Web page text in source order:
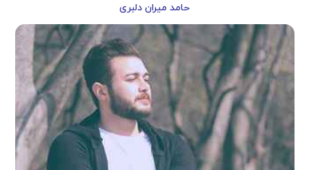
حامد میران دلبری